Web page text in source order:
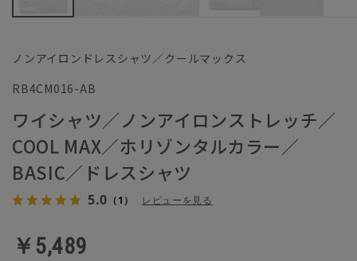
ノンアイロンドレスシャツ／クールマックス
RB4CM016-AB
ワイシャツ／ノンアイロンストレッチ／
COOL MAX／ホリゾンタルカラー／
BASIC／ドレスシャツ
5.0 （1） レビューを見る
￥5,489